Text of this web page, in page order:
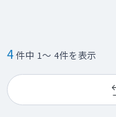
4件中 1～ 4件を表示